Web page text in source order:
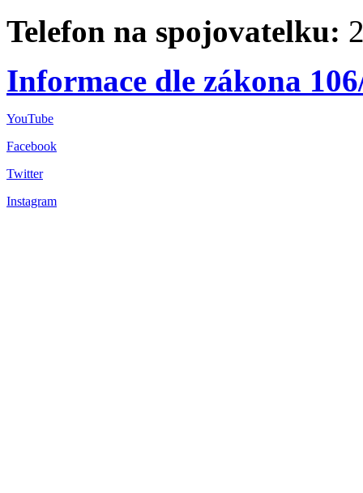
Telefon na spojovatelku:
Informace dle zákona
YouTube
Facebook
Twitter
Instagram